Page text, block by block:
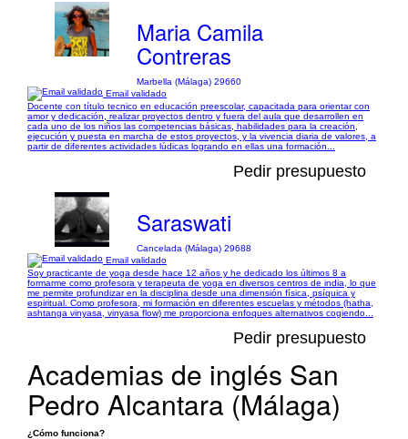
Maria Camila
Contreras
Marbella (Málaga) 29660
Email validado
Docente con título tecnico en educación preescolar, capacitada para orientar con
amor y dedicación, realizar proyectos dentro y fuera del aula que desarrollen en
cada uno de los niños las competencias básicas, habilidades para la creación,
ejecución y puesta en marcha de estos proyectos, y la vivencia diaria de valores, a
partir de diferentes actividades lúdicas logrando en ellas una formación...
Pedir presupuesto
Saraswati
Cancelada (Málaga) 29688
Email validado
Soy practicante de yoga desde hace 12 años y he dedicado los últimos 8 a
formarme como profesora y terapeuta de yoga en diversos centros de india, lo que
me permite profundizar en la disciplina desde una dimensión física, psíquica y
espiritual. Como profesora, mi formación en diferentes escuelas y métodos (hatha,
ashtanga vinyasa, vinyasa flow) me proporciona enfoques alternativos cogiendo...
Pedir presupuesto
Academias de inglés San
Pedro Alcantara (Málaga)
¿Cómo funciona?